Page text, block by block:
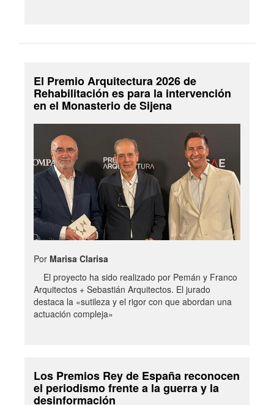
El Premio Arquitectura 2026 de
Rehabilitación es para la intervención
en el Monasterio de Sijena
Por Marisa Clarisa
El proyecto ha sido realizado por Pemán y Franco
Arquitectos + Sebastián Arquitectos. El jurado
destaca la «sutileza y el rigor con que abordan una
actuación compleja»
Los Premios Rey de España reconocen
el periodismo frente a la guerra y la
desinformación